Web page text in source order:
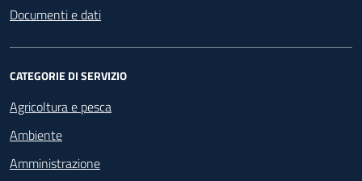
Documenti e dati
CATEGORIE DI SERVIZIO
Agricoltura e pesca
Ambiente
Amministrazione